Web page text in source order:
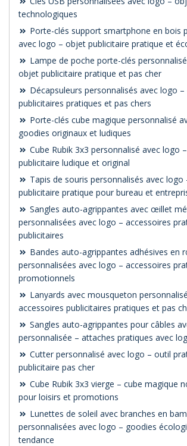
technologiques
Porte-clés support smartphone en bois
avec logo – objet publicitaire pratique et
Lampe de poche porte-clés
objet publicitaire pratique et pas cher
Décapsuleurs personnalisés avec logo
publicitaires pratiques et pas chers
Porte-clés cube magique personnalisé
goodies originaux et ludiques
Cube Rubik 3x3 personnalisé avec logo
publicitaire ludique et original
Tapis de souris personnalisés avec
publicitaire pratique pour bureau et
Sangles auto-agrippantes avec œillet
personnalisées avec logo – accessoires
publicitaires
Bandes auto-agrippantes adhésives en
personnalisées avec logo – accessoires
promotionnels
Lanyards avec mousqueton
accessoires publicitaires pratiques et pas
Sangles auto-agrippantes pour câbles
personnalisée – attaches pratiques avec
Cutter personnalisé avec logo – outil
publicitaire pas cher
Cube Rubik 3x3 vierge – cube magique
pour loisirs et promotions
Lunettes de soleil avec branches en
personnalisées avec logo – goodies
tendance